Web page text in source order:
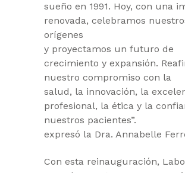
sueño en 1991. Hoy, con una
renovada, celebramos
orígenes
y proyectamos un futuro de
crecimiento y expansión.
nuestro compromiso con la
salud, la innovación, la
profesional, la ética y la
nuestros pacientes”.
expresó la Dra. Annabelle
Con esta reinauguración,